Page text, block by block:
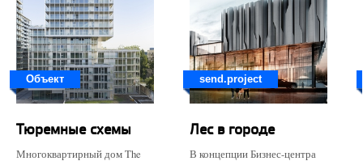
Объект
Тюремные схемы
Многоквартирный дом The
send.project
Лес в городе
В концепции Бизнес-центра